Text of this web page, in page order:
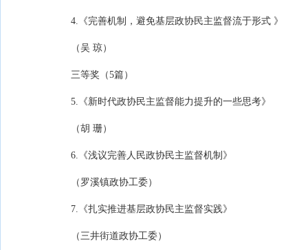
4.《完善机制，避免基层政协民主监督流于形式 》
（吴 琼）
三等奖（5篇）
5.《新时代政协民主监督能力提升的一些思考》
（胡 珊）
6.《浅议完善人民政协民主监督机制》
（罗溪镇政协工委）
7.《扎实推进基层政协民主监督实践》
（三井街道政协工委）